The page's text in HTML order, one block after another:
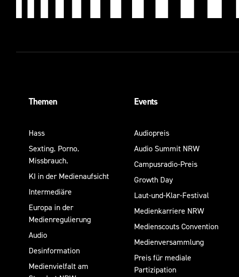
Themen
Hass
Sexting. Porno.
Missbrauch.
KI in der Medienaufsicht
Intermediäre
Europa in der
Medienregulierung
Audio
Desinformation
Medienvielfalt am
Events
Audiopreis
Audio Summit NRW
Campusradio-Preis
Growth Day
Laut-und-Klar-Festival
Medienkarriere NRW
Medienscouts Convention
Medienversammlung
Preis für mediale
Partizipation